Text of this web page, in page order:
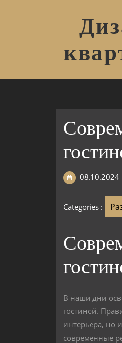
08.10.2024
Categories :
В наши дни
гостиной.
интерьера, но
современные